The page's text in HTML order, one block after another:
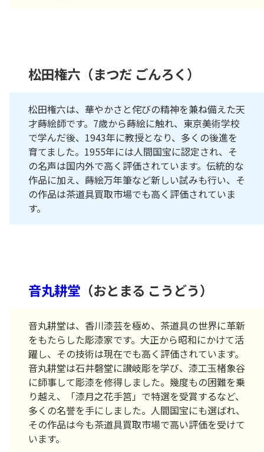
松田権六（まつだ ごんろく）
松田権六は、華やかさと侘びの精神を兼ね備えた天
才蒔絵師です。7歳から蒔絵に触れ、東京美術学校
で学んだ後、1943年に教授となり、多くの後進を
育てました。1955年には人間国宝に認定され、そ
の名声は国内外で高く評価されています。伝統的な
作品に加え、蒔絵万年筆など新しい試みも行い、そ
の作品は茶道具買取市場でも高く評価されていま
す。
音丸耕堂 （おとまる こうどう）
音丸耕堂は、香川漆芸を極め、茶道具の世界に革新
をもたらした彫漆家です。大正から昭和にかけて活
躍し、その技術は現在でも高く評価されています。
音丸耕堂は石井磬堂に讃岐彫を学び、漆工玉楮象谷
に師事して彫漆を修得しました。幾度もの困難を乗
り越え、「漆月之花手筥」で特選を受賞するなど、
多くの名誉を手にしました。人間国宝にも選ばれ、
その作品は今も茶道具買取市場で高い評価を受けて
います。